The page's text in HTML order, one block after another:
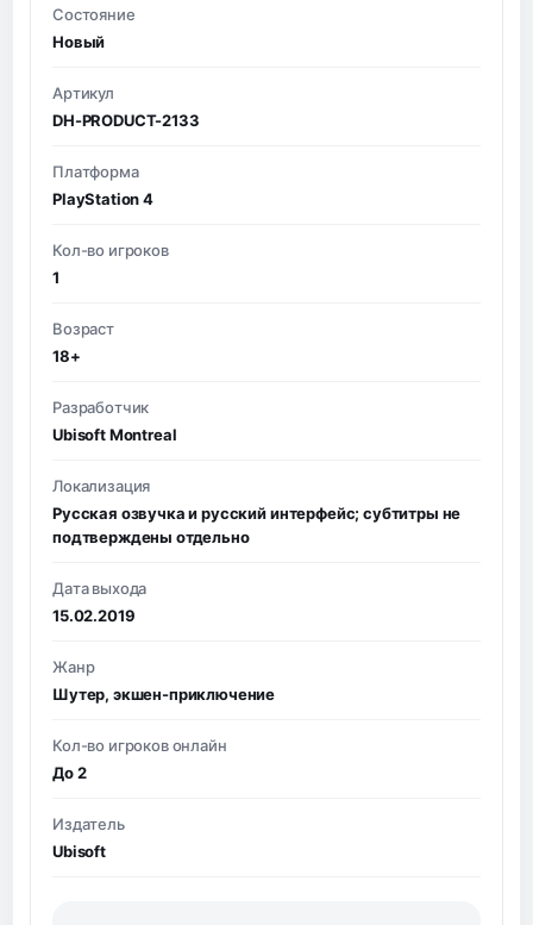
Состояние
Новый
Артикул
DH-PRODUCT-2133
Платформа
PlayStation 4
Кол-во игроков
1
Возраст
18+
Разработчик
Ubisoft Montreal
Локализация
Русская озвучка и русский интерфейс; субтитры не
подтверждены отдельно
Дата выхода
15.02.2019
Жанр
Шутер, экшен-приключение
Кол-во игроков онлайн
До 2
Издатель
Ubisoft